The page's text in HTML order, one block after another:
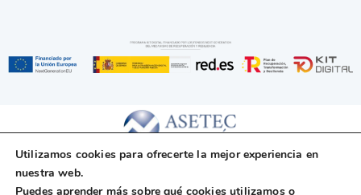
Copyright © 2025 Asetec Fiscal, S.L. Todos los
Utilizamos cookies para ofrecerte la mejor experiencia en
nuestra web.
Puedes aprender más sobre qué cookies utilizamos o